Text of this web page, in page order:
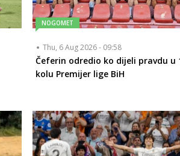
NOGOMET
Thu, 6 Aug 2026 - 09:58
Čeferin odredio ko dijeli pravdu u
kolu Premijer lige BiH